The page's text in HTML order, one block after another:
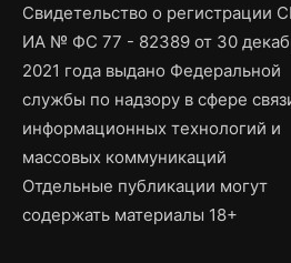
Свидетельство о регистрации
ИА № ФС 77 - 82389 от 30
2021 года выдано Федеральной
службы по надзору в сфере
информационных технологий и
массовых коммуникаций
Отдельные публикации могут
содержать материалы 18+